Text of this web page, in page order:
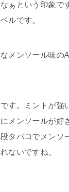
ぁという印象で
ルです。
メンソール味の
す。ミントが強
メンソールが好
タバコでメンソ
ないですね。